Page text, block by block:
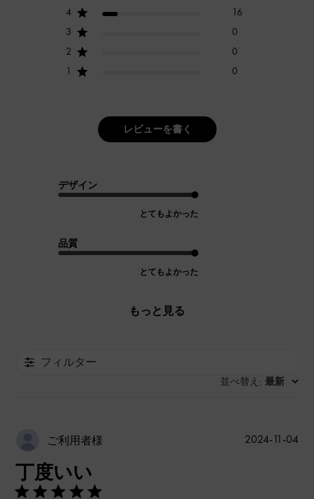
4
16
3
0
2
0
1
0
レビューを書く
デザイン
とてもよかった
品質
とてもよかった
もっと見る
フィルター
並べ替え : 最新
ご利用者様
丁度いい
公
2024-11-04